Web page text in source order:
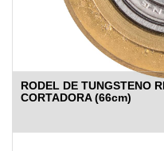
RODEL DE TUNGSTENO
CORTADORA (66cm)